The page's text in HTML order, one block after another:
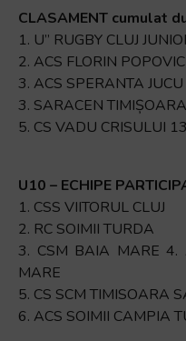
CLASAMENT cumulat
1. U” RUGBY CLUJ
2. ACS FLORIN
3. ACS SPERANTA
3. SARACEN
5. CS VADU CRISULUI
U10 – ECHIPE
1. CSS VIITORUL CLUJ
2. RC SOIMII TURDA
3. CSM BAIA MARE 4.
MARE
5. CS SCM TIMISOARA
6. ACS SOIMII CAMPIA